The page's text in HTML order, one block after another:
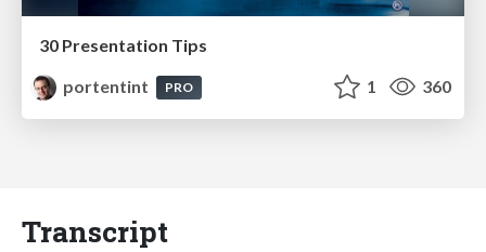
30 Presentation Tips
portentint
PRO 1 360
Transcript